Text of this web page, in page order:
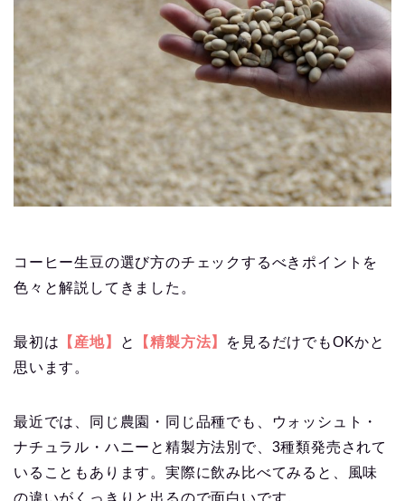
コーヒー生豆の選び方のチェックするべきポイントを
色々と解説してきました。
最初は 【産地】 と 【精製方法】
を見るだけでもOKかと
思います。
最近では、同じ農園・同じ品種でも、ウォッシュト・
ナチュラル・ハニーと精製方法別で、3種類発売されて
いることもあります。実際に飲み比べてみると、風味
の違いがくっきりと出るので面白いです。